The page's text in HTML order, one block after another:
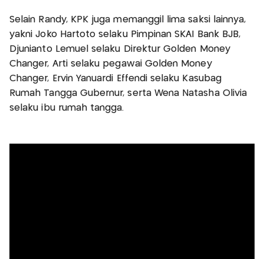
Selain Randy, KPK juga memanggil lima saksi lainnya,
yakni Joko Hartoto selaku Pimpinan SKAI Bank BJB,
Djunianto Lemuel selaku Direktur Golden Money
Changer, Arti selaku pegawai Golden Money
Changer, Ervin Yanuardi Effendi selaku Kasubag
Rumah Tangga Gubernur, serta Wena Natasha Olivia
selaku ibu rumah tangga.